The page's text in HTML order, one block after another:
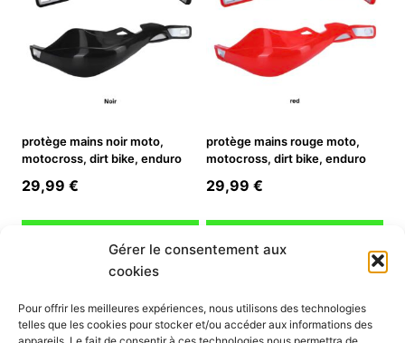
Gérer le consentement aux
cookies
Pour offrir les meilleures expériences, nous utilisons des technologies
telles que les cookies pour stocker et/ou accéder aux informations des
protège mains noir moto,
motocross, dirt bike, enduro
29,99 €
protège mains rouge moto,
motocross, dirt bike, enduro
29,99 €
INFORMATION
Mon compte